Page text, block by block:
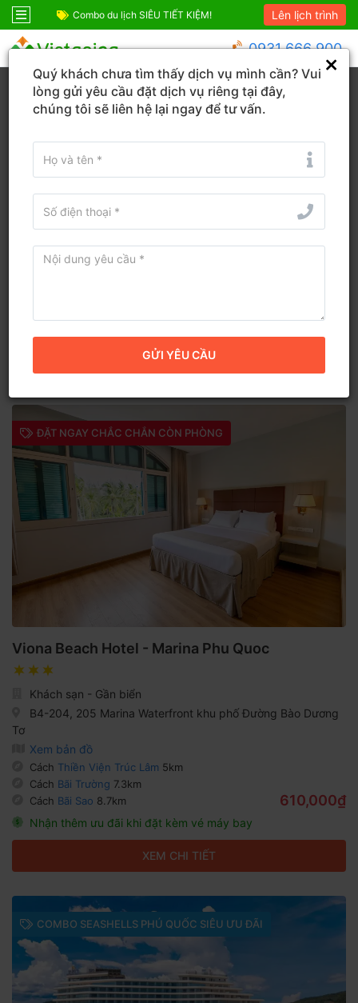
Combo Phú Quốc Giá Cực Sốc Combo du lịch
Lên lịch trình
0931 666 900
Trang chủ An Giang Phú Quốc
Tìm khách sạn ở gần đây
Bản đồ
chơi giải trí đẳng cấp quốc tế. Về lưu trú, nơi đây có đủ các
các resort 5 sao sang trọng có giá từ 3 triệu trở lên, phong phú
tiếp của hầu hết các khách sạn ở Phú Quốc, chúng tôi luôn có
sẵn quỹ phòng với giá đặc biệt ưu đãi, tốt nhất thị trường. Quý
khách hãy chọn cho mình khách sạn mong muốn để giữ phòng
ngay và nhận ưu đãi lên đến 30% chỉ có tại Vietgoing.
ĐẶT NGAY CHẮC CHẮN CÒN PHÒNG
Viona Beach Hotel - Marina Phu Quoc
Khách sạn - Gần biển
B4-204, 205 Marina Waterfront khu phố Đường Bào Dương
Tơ
Xem bản đồ
Cách Thiền Viện Trúc Lâm 5km
Cách Bãi Trường 7.3km
Cách Bãi Sao 8.7km
Nhận thêm ưu đãi khi đặt kèm vé máy bay
610,000₫
XEM CHI TIẾT
COMBO SEASHELLS PHÚ QUỐC SIÊU ƯU ĐÃI
Quý khách chưa tìm thấy dịch vụ mình cần? Vui
lòng gửi yêu cầu đặt dịch vụ riêng tại đây,
chúng tôi sẽ liên hệ lại ngay để tư vấn.